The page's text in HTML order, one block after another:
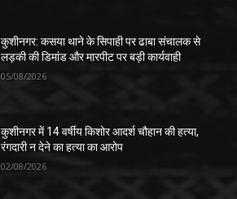
कुशीनगर: कसया थाने के सिपाही पर ढाबा संचालक से
लड़की की डिमांड और मारपीट पर बड़ी कार्यवाही
05/08/2026
कुशीनगर में 14 वर्षीय किशोर आदर्श चौहान की हत्या,
रंगदारी न देने का हत्या का आरोप
02/08/2026